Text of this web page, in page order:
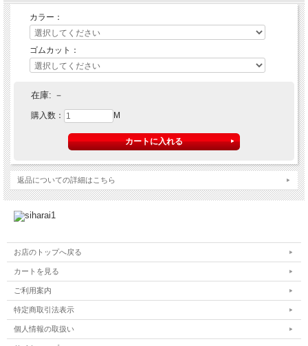
カラー：
ゴムカット：
在庫: －
購入数： M
返品についての詳細はこちら
お店のトップへ戻る
カートを見る
ご利用案内
特定商取引法表示
個人情報の取扱い